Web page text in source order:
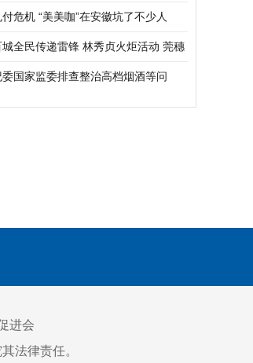
弘象杯”重庆市轮滑公开赛（铜梁站）
幕
危机 “美美咖”在安徽坑了不少人
全民传递雷锋 林秀贞火炬活动 莞穗
联动举行
国家监委排查整治高档烟酒等问
理4217人
进会
法律责任。